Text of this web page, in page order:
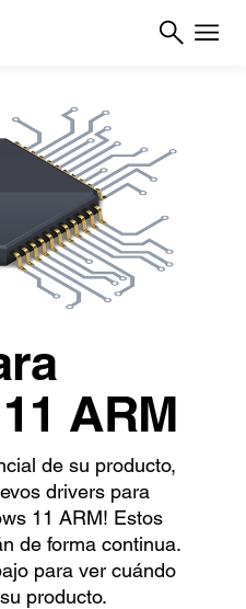
ARM
de su producto,
drivers para
11 ARM! Estos
de forma continua.
para ver cuándo
producto.